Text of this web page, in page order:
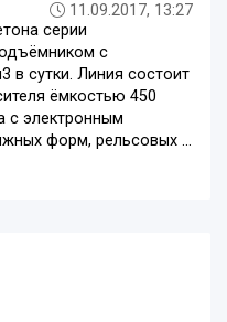
11.09.2017, 13:27
серии
с
в сутки. Линия состоит
ёмкостью 450
с электронным
форм, рельсовых ...